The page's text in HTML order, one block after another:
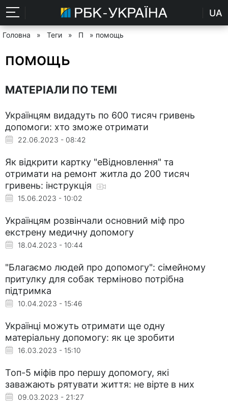
UA
Головна » Теги » П » помощь
помощь
МАТЕРІАЛИ ПО ТЕМІ
Українцям видадуть по 600 тисяч гривень
допомоги: хто зможе отримати
22.06.2023 - 08:42
Як відкрити картку "еВідновлення" та
отримати на ремонт житла до 200 тисяч
гривень: інструкція
15.06.2023 - 10:02
Українцям розвінчали основний міф про
екстрену медичну допомогу
18.04.2023 - 10:44
"Благаємо людей про допомогу": сімейному
притулку для собак терміново потрібна
підтримка
10.04.2023 - 15:46
Українці можуть отримати ще одну
матеріальну допомогу: як це зробити
16.03.2023 - 15:10
Топ-5 міфів про першу допомогу, які
заважають рятувати життя: не вірте в них
09.03.2023 - 21:27